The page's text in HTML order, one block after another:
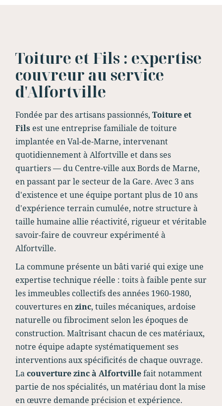
Toiture et Fils : expertise
couvreur au service
d'Alfortville
Fondée par des artisans passionnés, Toiture et
Fils est une entreprise familiale de toiture
implantée en Val-de-Marne, intervenant
quotidiennement à Alfortville et dans ses
quartiers — du Centre-ville aux Bords de Marne,
en passant par le secteur de la Gare. Avec 3 ans
d'existence et une équipe portant plus de 10 ans
d'expérience terrain cumulée, notre structure à
taille humaine allie réactivité, rigueur et véritable
savoir-faire de couvreur expérimenté à
Alfortville.
La commune présente un bâti varié qui exige une
expertise technique réelle : toits à faible pente sur
les immeubles collectifs des années 1960-1980,
couvertures enzinc, tuiles mécaniques, ardoise
naturelle ou fibrociment selon les époques de
construction. Maîtrisant chacun de ces matériaux,
notre équipe adapte systématiquement ses
interventions aux spécificités de chaque ouvrage.
Lacouverture zinc à Alfortvillefait notamment
partie de nos spécialités, un matériau dont la mise
en œuvre demande précision et expérience.